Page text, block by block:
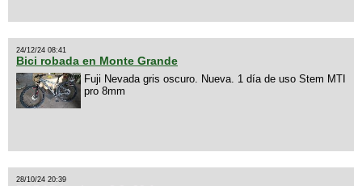
24/12/24 08:41
Bici robada en Monte Grande
Fuji Nevada gris oscuro. Nueva. 1 día de uso Stem MTI
pro 8mm
28/10/24 20:39